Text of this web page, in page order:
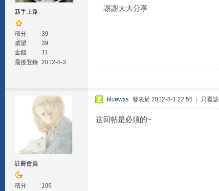
新手上路
積分
39
威望
39
金錢
11
最後登錄 2012-8-3
謝謝大大分享
註冊會員
積分
106
bluewxs 發表於 2012-8-1 22:55 只看
这回帖是必须的~